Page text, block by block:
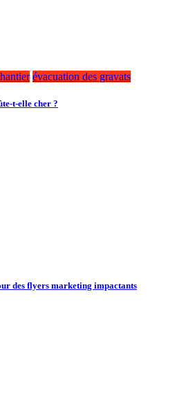
évacuation des gravats
t-elle cher ?
des flyers marketing impactants